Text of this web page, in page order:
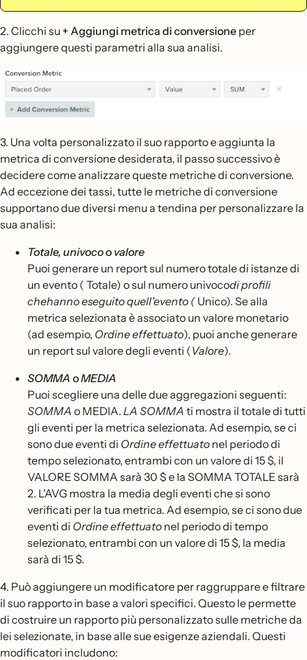
2. Clicchi su + Aggiungi metrica di conversione per
aggiungere questi parametri alla sua analisi.
3. Una volta personalizzato il suo rapporto e aggiunta la
metrica di conversione desiderata, il passo successivo è
decidere come analizzare queste metriche di conversione.
Ad eccezione dei tassi, tutte le metriche di conversione
supportano due diversi menu a tendina per personalizzare la
sua analisi:
Totale, univocoo valore
Puoi generare un report sul numero totale di istanze di
un evento ( Totale) o sul numero univocodi profili
chehanno eseguito quell'evento ( Unico). Se alla
metrica selezionata è associato un valore monetario
(ad esempio, Ordine effettuato), puoi anche generare
un report sul valore degli eventi (Valore).
SOMMA oMEDIA
Puoi scegliere una delle due aggregazioni seguenti:
SOMMA o MEDIA. LA SOMMA ti mostra il totale di tutti
gli eventi per la metrica selezionata. Ad esempio, se ci
sono due eventi di Ordine effettuato nel periodo di
tempo selezionato, entrambi con un valore di 15 $, il
VALORE SOMMA sarà 30 $ e la SOMMA TOTALE sarà
2. L'AVG mostra la media degli eventi che si sono
verificati per la tua metrica. Ad esempio, se ci sono due
eventi di Ordine effettuato nel periodo di tempo
selezionato, entrambi con un valore di 15 $, la media
sarà di 15 $.
4. Può aggiungere un modificatore per raggruppare e filtrare
il suo rapporto in base a valori specifici. Questo le permette
di costruire un rapporto più personalizzato sulle metriche da
lei selezionate, in base alle sue esigenze aziendali. Questi
modificatori includono: